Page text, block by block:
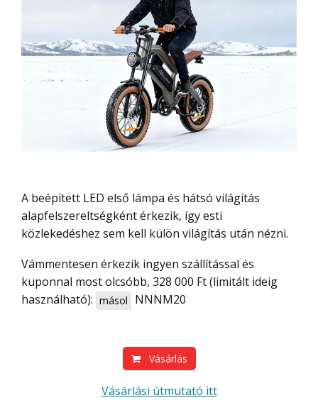
A beépített LED első lámpa és hátsó világítás
alapfelszereltségként érkezik, így esti
közlekedéshez sem kell külön világítás után nézni.
Vámmentesen érkezik ingyen szállítással és
kuponnal most olcsóbb, 328 000 Ft (limitált ideig
használható): másol NNNM20
Vásárlás
Vásárlási útmutató itt